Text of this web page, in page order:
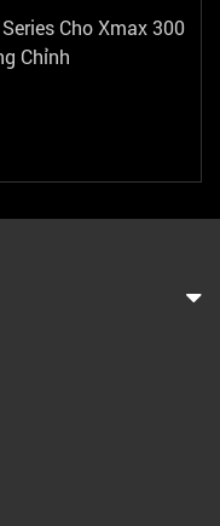
Cho Xmax 300
Chỉnh